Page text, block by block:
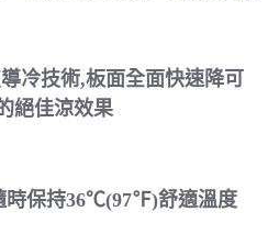
冷技術,板面全面快速降可
絕佳涼效果
時保持36℃(97℉)舒適溫度